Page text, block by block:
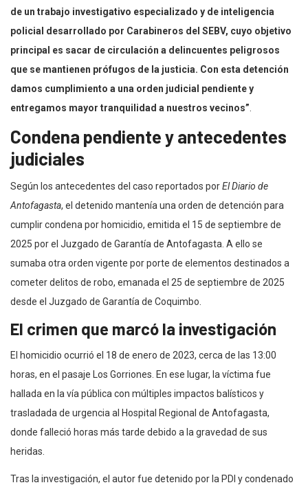
de un trabajo investigativo especializado y de inteligencia
policial desarrollado por Carabineros del SEBV, cuyo objetivo
principal es sacar de circulación a delincuentes peligrosos
que se mantienen prófugos de la justicia. Con esta detención
damos cumplimiento a una orden judicial pendiente y
entregamos mayor tranquilidad a nuestros vecinos”
Condena pendiente y antecedentes
judiciales
Según los antecedentes del caso reportados porEl Diario de
Antofagasta, el detenido mantenía una orden de detención para
cumplir condena por homicidio, emitida el 15 de septiembre de
2025 por el Juzgado de Garantía de Antofagasta. A ello se
sumaba otra orden vigente por porte de elementos destinados a
cometer delitos de robo, emanada el 25 de septiembre de 2025
desde el Juzgado de Garantía de Coquimbo.
El crimen que marcó la investigación
El homicidio ocurrió el 18 de enero de 2023, cerca de las 13:00
horas, en el pasaje Los Gorriones. En ese lugar, la víctima fue
hallada en la vía pública con múltiples impactos balísticos y
trasladada de urgencia al Hospital Regional de Antofagasta,
donde falleció horas más tarde debido a la gravedad de sus
heridas.
Tras la investigación, el autor fue detenido por la PDI y condenado